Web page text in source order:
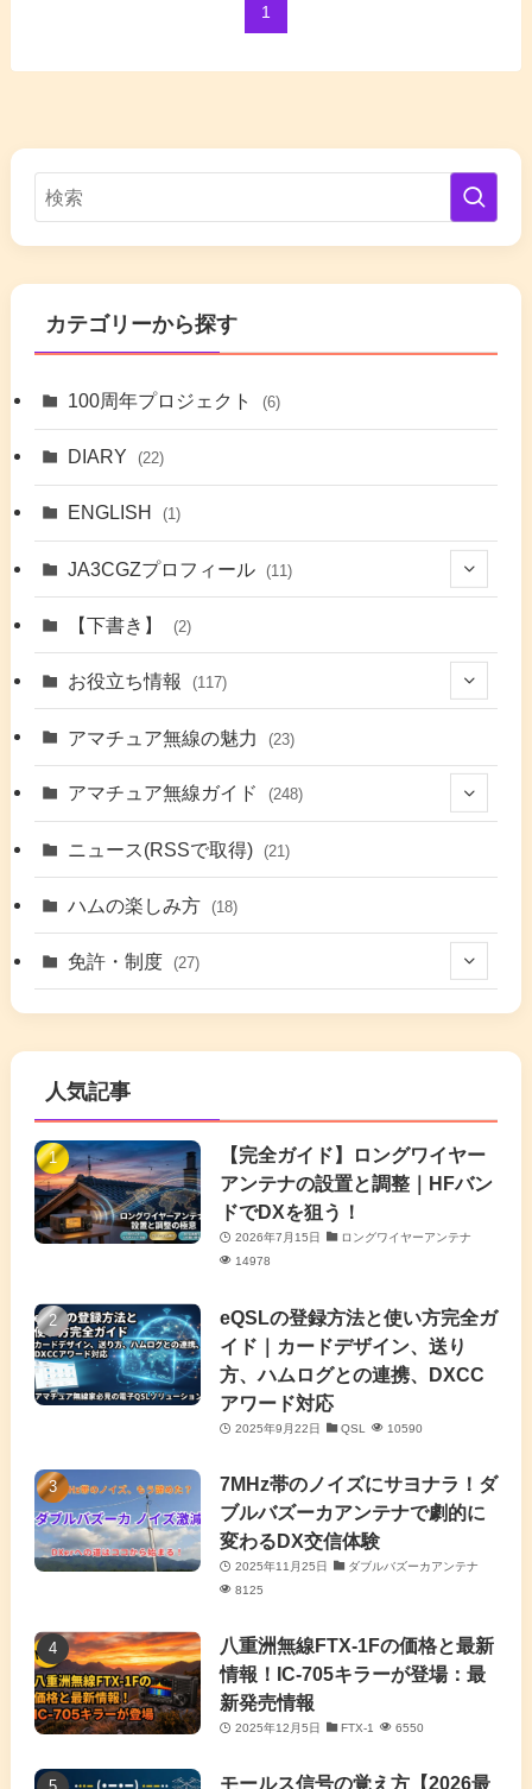
1
カテゴリーから探す
100周年プロジェクト (6)
DIARY (22)
ENGLISH (1)
JA3CGZプロフィール (11)
(7)
【下書き】 (2)
お役立ち情報 (117)
(48)
(9)
(17)
(6)
アマチュア無線の魅力 (23)
アマチュア無線ガイド (248)
(42)
(5)
(1)
(4)
(3)
(41)
(7) (7)
(16)
(7)
(6)
(20)
(63)
(7)
(5)
(4)
(2)
(5)
(11)
ニュース(RSSで取得) (21)
ハムの楽しみ方 (18)
免許・制度 (27)
(5)
(4)
(1)
人気記事
【完全ガイド】ロングワイヤー
アンテナの設置と調整｜HFバン
ドでDXを狙う！
2026年7月15日
ロングワイヤーアンテナ
14978
eQSLの登録方法と使い方完全ガ
イド｜カードデザイン、送り
方、ハムログとの連携、DXCC
アワード対応
2025年9月22日 QSL 10590
7MHz帯のノイズにサヨナラ！ダ
ブルバズーカアンテナで劇的に
変わるDX交信体験
2025年11月25日
ダブルバズーカアンテナ
8125
八重洲無線FTX-1Fの価格と最新
情報！IC-705キラーが登場：最
新発売情報
2025年12月5日 FTX-1 6550
モールス信号の覚え方【2026最